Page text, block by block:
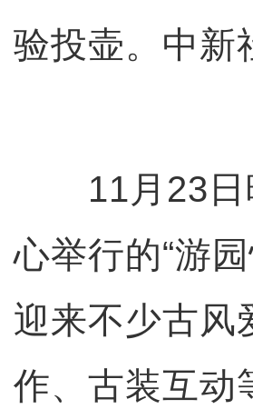
验投壶。中新
11月23日
心举行的“游
迎来不少古风
作、古装互动